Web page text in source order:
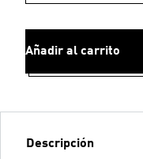
Añadir al carrito
Descripción